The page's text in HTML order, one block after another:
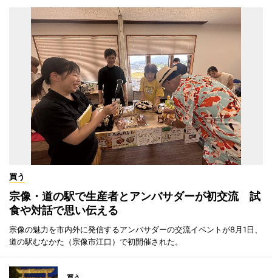
買う
宗像・道の駅で生産者とアンバサダーが初交流 試
食や対話で思い伝える
宗像の魅力を市内外に発信するアンバサダーの交流イベントが8月1日、
道の駅むなかた（宗像市江口）で初開催された。